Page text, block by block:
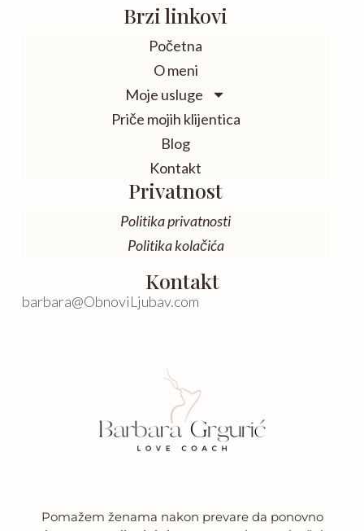
Brzi linkovi
Početna
O meni
Moje usluge
Priče mojih klijentica
Blog
Kontakt
Privatnost
Politika privatnosti
Politika kolačića
Pomažem ženama nakon prevare da ponovno
Kontakt
barbara@ObnoviLjubav.com